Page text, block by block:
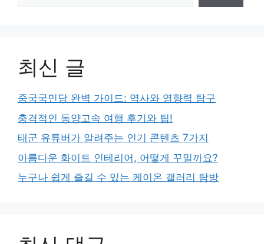
최신 글
중국국민당 완벽 가이드: 역사와 영향력 탐구
충격적인 동양고속 여행 후기와 팁!
태군 유튜버가 알려주는 인기 콘텐츠 7가지
아름다운 화이트 인테리어, 어떻게 꾸밀까요?
누구나 쉽게 즐길 수 있는 케이온 갤러리 탐방